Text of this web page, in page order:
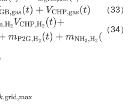
,gas(t)+V CH P,gas(t) （33）
V )+m v B H2(t)
（34）